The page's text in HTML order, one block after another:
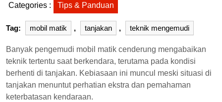
Categories : Tips & Panduan
Tag: mobil matik , tanjakan , teknik mengemudi
Banyak pengemudi mobil matik cenderung mengabaikan
teknik tertentu saat berkendara, terutama pada kondisi
berhenti di tanjakan. Kebiasaan ini muncul meski situasi di
tanjakan menuntut perhatian ekstra dan pemahaman
keterbatasan kendaraan.